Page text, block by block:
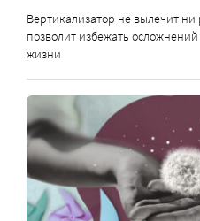
Вертикализатор не вылечит ни
позволит избежать
жизни